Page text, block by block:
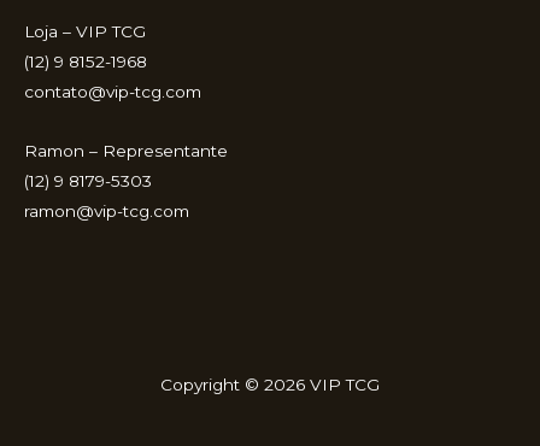
Loja – VIP TCG
(12) 9 8152-1968
contato@vip-tcg.com
Ramon – Representante
(12) 9 8179-5303
ramon@vip-tcg.com
Copyright © 2026 VIP TCG